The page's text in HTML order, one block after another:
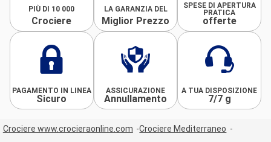
PIÙ DI 10 000
Crociere
LA GARANZIA DEL
Miglior Prezzo
SPESE DI APERTURA
PRATICA
offerte
PAGAMENTO IN LINEA
Sicuro
ASSICURAZIONE
Annullamento
A TUA DISPOSIZIONE
7/7 g
Crociere www.crocieraonline.com
Crociere Mediterraneo